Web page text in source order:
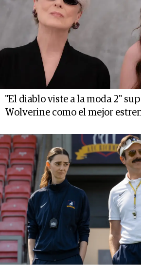
"El diablo viste a la moda 2"
Wolverine como el mejor